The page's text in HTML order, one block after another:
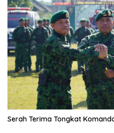
Serah Terima Tongkat